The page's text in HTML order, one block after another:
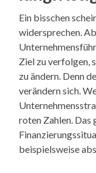
Ein bisschen
widersprechen.
Ziel zu verfolgen,
zu ändern. Denn
verändern sich.
roten Zahlen. Das
beispielsweise